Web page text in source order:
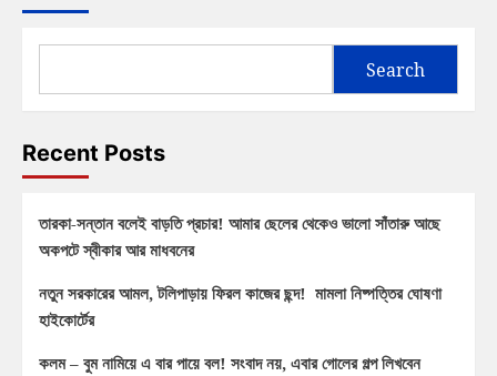
Search
Recent Posts
তারকা-সন্তান বলেই বাড়তি প্রচার! আমার ছেলের থেকেও ভালো সাঁতারু আছে
অকপটে স্বীকার আর মাধবনের
নতুন সরকারের আমল, টলিপাড়ায় ফিরল কাজের ছন্দ! মামলা নিষ্পত্তির ঘোষণা
হাইকোর্টের
কলম – বুম নামিয়ে এ বার পায়ে বল! সংবাদ নয়, এবার গোলের গল্প লিখবেন